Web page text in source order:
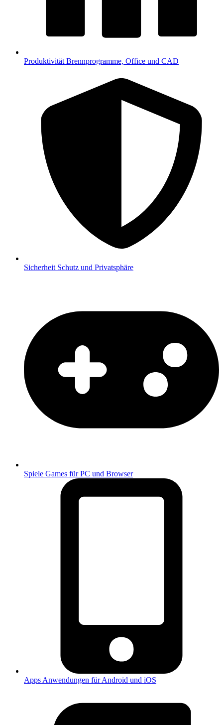
Produktivität Brennprogramme, Office und CAD
Sicherheit Schutz und Privatsphäre
Spiele Games für PC und Browser
Apps Anwendungen für Android und iOS